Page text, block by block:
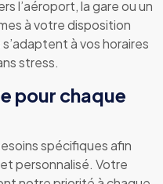
l’aéroport, la gare ou un
à votre disposition
à vos horaires
stress.
pour chaque
spécifiques afin
personnalisé. Votre